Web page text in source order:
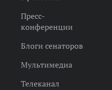
Пресс-
конференции
Блоги сенаторов
Мультимедиа
Телеканал